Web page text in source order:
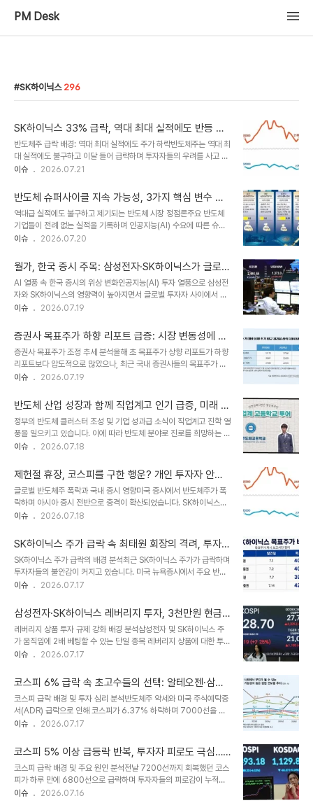
PM Desk
SK하이닉스 296
SK하이닉스 33% 급락, 역대 최대 실적에도 반등 열
쇠는 빅테크 AI 투자에 달렸습니다
반도체주 급락 배경: 역대 최대 실적에도 주가 하락반도체주는 역대 최
대 실적에도 불구하고 이달 들어 급락하며 투자자들의 우려를 사고 있
습니다. 삼성전자와 SK하이닉스 등 주요 반도체 기업들의 주가가 큰
를 막기 어렵다는 것을 보여줍니다. 반등의 분수령: 미국 빅테크의 AI
투자 및 실적 발표반도체주의 향후 반등 여부는 미국 빅테크 기업들의
인공지능(AI) 투자 지속성과 실적 발표에 달려있습니다. 알파벳, 마이
크로소프트 등 빅테크 기업들의 실적 발표는 향후 AI 서버 및 고대역
폭메모리(HBM) 수요를 예측하는 중요한 선행 지표가 될 것입니다.
습니다. 핵심 관전 포..
이슈 2026.07.21
반도체 슈퍼사이클 지속 가능성, 3가지 핵심 변수 분
석 및 전망
역대급 실적에도 불구하고 제기되는 반도체 시장 정점론주요 반도체
기업들이 전례 없는 실적을 기록하며 인공지능(AI) 수요에 따른 슈퍼
사이클이 이어지고 있습니다. 그러나 시장에서는 데이터센터 투자 차
조기에 종료시킬 수 있다는 우려가 제기되고 있습니다. 이러한 변수들
을 면밀히 분석하여 향후 시장 전망을 예측하는 것이 중요합니다. 데이
터센터 투자 차질 및 IT 수요 위축 가능성글로벌 빅테크 기업들의 데
이터센터 투자에 차질이 발생할 경우, AI 메모리 수요에 직접적인 영
향을 미칠 수 있습니다. 또한, 메모리 가격 상승으로 인한 PC 및 스마
다. 이러한 요인들은 반도..
이슈 2026.07.20
월가, 한국 증시 주목: 삼성전자·SK하이닉스가 글로벌
시장 움직인다
AI 열풍 속 한국 증시의 위상 변화인공지능(AI) 투자 열풍으로 삼성전
자와 SK하이닉스의 영향력이 높아지면서 글로벌 투자자 사이에서 한
국 증시가 가장 먼저 확인해야 할 주요 지표로 떠올랐습니다. 블룸버그
심리를 보여주는 주요 지표로 자리 잡았다고 보도했습니다. 이제 한국
증시는 더 이상 멀리 떨어진 신흥시장의 곁가지가 아니라고 평가됩니
다. 글로벌 투자자들의 한국 증시 모니터링 강화영국 자산운용사 파인
브리지인베스트먼트의 포트폴리오매니저는 하루를 서울 증시부터 확
인한 뒤 미국 상장 주식예탁증서와 한국 관련 상장지수펀드를 거의
으로 글로벌 투자팀을 상대로 한국 증시를 주..
이슈 2026.07.19
증권사 목표주가 하향 리포트 급증: 시장 변동성에 따
른 투자 전략 재점검 필요
증권사 목표주가 조정 추세 분석올해 초 목표주가 상향 리포트가 하향
리포트보다 압도적으로 많았으나, 최근 국내 증권사들의 목표주가 조
정 기조가 급격히 변화하고 있습니다. 지난달에는 목표주가 하향 리포
하고 있습니다. 이러한 추세는 삼성전자와 SK하이닉스와 같은 대형
반도체주에서도 뚜렷하게 나타나고 있습니다. 시장 변동성과 목표주
가 괴리 현상최근 코스피 시장의 극심한 변동성과 7,000선 하회는
증권사들의 목표주가 산정에 큰 영향을 미치고 있습니다. 동일 종목에
대해 증권사별로 두 배 가까이 차이가 나는 목표주가가 제시되는 것은
서 증권사들은 목표주가를 보수적으로 조정하는 분..
이슈 2026.07.19
반도체 산업 성장과 함께 직업계고 인기 급증, 미래 인
재 양성 박차
정부의 반도체 클러스터 조성 및 기업 성과급 소식이 직업계고 진학 열
풍을 일으키고 있습니다. 이에 따라 반도체 분야로 진로를 희망하는 학
생들이 직업계고에 대한 높은 관심을 보이고 있습니다. 이르면 고등학
의 기대감이 높아지고 있습니다.정부의 호남권 대규모 반도체 클러스
터 조성 계획 발표와 SK하이닉스, 삼성전자의 대규모 성과급 소식이
전해지면서 반도체 분야로 진로를 정하는 학생들이 크게 늘고 있습니
다. 대학 진학 대신 이르면 고등학교 2학년부터 반도체 기업에 입사할
수 있는 직업계고에 대한 관심이 폭증하고 있는 상황입니다. 이러한 추
계성을 보여주고 있습니다. 충북반도체고..
이슈 2026.07.18
제헌절 휴장, 코스피를 구한 행운? 개인 투자자 안도
의 한숨
글로벌 반도체주 폭락과 국내 증시 영향미국 증시에서 반도체주가 폭
락하며 아시아 증시 전반으로 충격이 확산되었습니다. SK하이닉스
ADR은 13.69% 급락했으며, 엔비디아와 마이크론 등 주요 반도체
며 역대 다섯 번째로 큰 낙폭을 기록했습니다. 제헌절 휴장으로 인한
국내 증시의 반사이익국내 증시는 제헌절 휴장 덕분에 글로벌 반도체
주 폭락의 직접적인 충격을 피할 수 있었습니다. 개인 투자자들은 온라
인 커뮤니티를 통해 '제헌절이 코스피를 구했다'는 반응을 보이며 안도
감을 나타냈습니다. 하지만 휴장 기간 동안 긴장감은 여전히 고조되었
익 실현 매물과 중국 AI 스타트업..
이슈 2026.07.18
SK하이닉스 주가 급락 속 최태원 회장의 격려, 투자자
들의 희망을 말하다
SK하이닉스 주가 급락의 배경 분석최근 SK하이닉스 주가가 급락하며
투자자들의 불안감이 커지고 있습니다. 미국 뉴욕증시에서 주요 반도
체주가 일제히 하락한 여파가 국내 증시에도 영향을 미쳤습니다. 특히
이어지며 관련 종목들의 낙폭이 확대되었습니다. 제헌절 휴장과 해외
시장 동향국내 증시가 제헌절 휴장한 사이, 미국 증시에서 SK하이닉
스 ADR은 큰 폭으로 하락했습니다. 일본 반도체 기업 키옥시아 역시
특허 침해 판결로 인해 주가가 급락하며 시장의 불안 심리를 증폭시켰
습니다. 이러한 해외 시장의 부정적인 흐름은 국내 투자자들에게 월요
미래 전망이러한 상황 속에서 최태..
이슈 2026.07.17
삼성전자·SK하이닉스 레버리지 투자, 3천만원 현금
있어야 가능합니다
레버리지 상품 투자 규제 강화 배경 분석삼성전자 및 SK하이닉스 주
가 움직임에 2배 베팅할 수 있는 단일 종목 레버리지 상품에 대한 투자
규제가 대폭 강화됩니다. 이는 시장 변동성을 증폭시킨다는 지적에 따
만원을 보유해야 합니다. 강화된 투자 규제 내용 및 시행 시점신규 상
장 중단과 함께 거래 단위가 1주에서 20주로 확대되며, 기본 예탁금은
1천만원에서 3천만원으로 상향됩니다. 또한, 대용 증권 인정이 제외되
고 현금만 예탁금으로 인정됩니다. 기본 예탁금 상향은 8월 5일, 대용
증권 인정 제외는 8월 19일에 시행될 예정입니다. 투자자 교육 강화
늘어나며, 신..
이슈 2026.07.17
코스피 6% 급락 속 초고수들의 선택: 알테오젠·삼성
전자 매수, SK하이닉스 매도 전략 분석
코스피 급락 배경 및 투자 심리 분석반도체주 약세와 미국 주식예탁증
서(ADR) 급락으로 인해 코스피가 6.37% 하락하며 7000선을 내
주었습니다. 이러한 시장 상황 속에서 투자자들의 심리가 크게 위축되
니다. 초고수 투자자들의 순매수 및 순매도 종목 분석미래에셋증권의
고수익 투자자들은 알테오젠과 삼성전자, 삼성전자우를 순매수 상위
종목으로 기록했습니다. 반면, SK하이닉스는 가장 많이 매도한 종목
으로 나타났습니다. 이는 시장의 변동성 속에서 투자자들이 특정 종목
에 대한 전략적 판단을 내렸음을 보여줍니다. 알테오젠, 삼성전자, SK
이슈 2026.07.17
코스피 5% 이상 급등락 반복, 투자자 피로도 극심…
원인 분석 및 대응 전략
코스피 급락 배경 및 주요 원인 분석전날 7200선까지 회복했던 코스
피가 하루 만에 6800선으로 급락하며 투자자들의 피로감이 누적되
고 있습니다. 삼성전자와 SK하이닉스의 동반 급락이 지수 하락을 주
이슈 2026.07.16